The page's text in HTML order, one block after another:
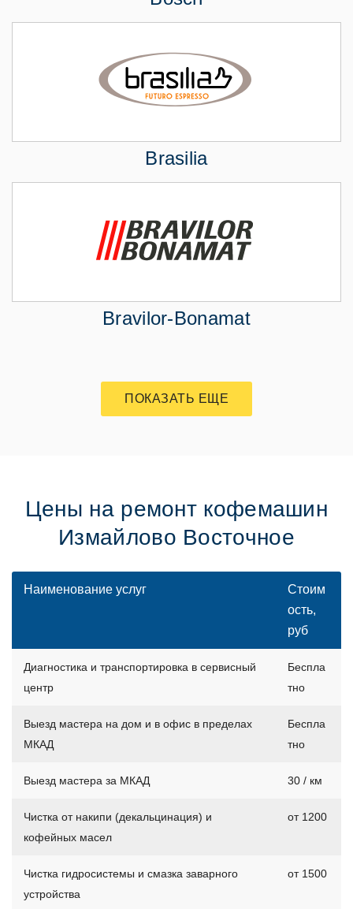
Brasilia
Bravilor-Bonamat
ПОКАЗАТЬ ЕЩЕ
Цены на ремонт кофемашин
Измайлово Восточное
Наименование услуг
Стоим
ость,
руб
Диагностика и транспортировка в сервисный
центр
Беспла
тно
Выезд мастера на дом и в офис в пределах
МКАД
Беспла
тно
Выезд мастера за МКАД 30 / км
Чистка от накипи (декальцинация) и
кофейных масел
от 1200
Чистка гидросистемы и смазка заварного
устройства
от 1500